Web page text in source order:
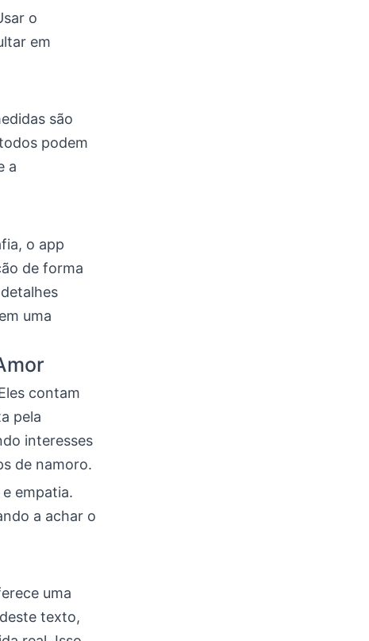
o
em
são
podem
a
o app
de forma
uma
contam
pela
interesses
de namoro.
empatia.
a achar o
uma
texto,